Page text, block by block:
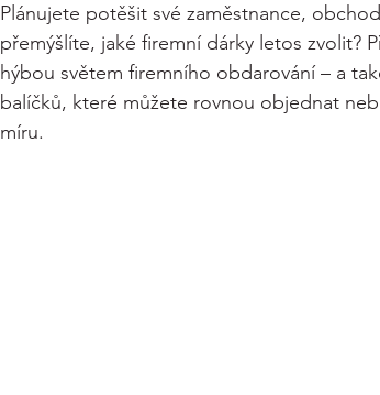
Plánujete potěšit své zaměstnance,
přemýšlíte, jaké firemní dárky letos zvolit?
hýbou světem firemního obdarování – a
balíčků, které můžete rovnou objednat
míru.